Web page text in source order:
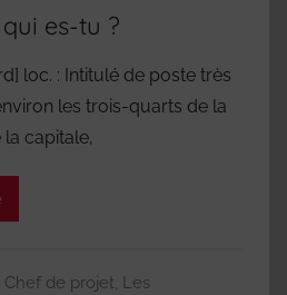
es-tu ?
loc. : Intitulé de poste très
les trois-quarts de la
capitale,
Chef de projet, Les